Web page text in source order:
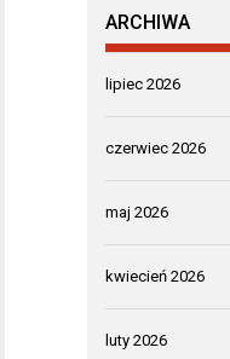
ARCHIWA
lipiec 2026
czerwiec 2026
maj 2026
kwiecień 2026
luty 2026